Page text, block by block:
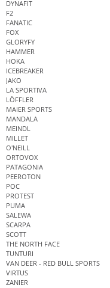
DYNAFIT
F2
FANATIC
FOX
GLORYFY
HAMMER
HOKA
ICEBREAKER
JAKO
LA SPORTIVA
LÖFFLER
MAIER SPORTS
MANDALA
MEINDL
MILLET
O'NEILL
ORTOVOX
PATAGONIA
PEEROTON
POC
PROTEST
PUMA
SALEWA
SCARPA
SCOTT
THE NORTH FACE
TUNTURI
VAN DEER - RED BULL SPORTS
VIRTUS
ZANIER